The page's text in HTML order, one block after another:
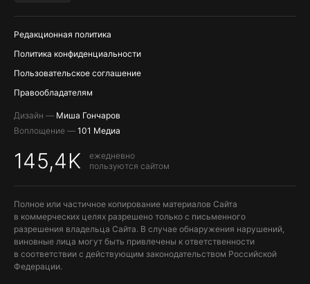
Редакционная политика
Политика конфиденциальности
Пользовательское соглашение
Правообладателям
Дизайн — Миша Гончаров
Воплощение — 101 Медиа
145,4K
ежедневно
пользуются сайтом
Полное или частичное копирование материалов Сайта
в коммерческих целях разрешено только с письменного
разрешения владельца Сайта. В случае обнаружения нарушений,
виновные лица могут быть привлечены к ответственности
в соответствии с действующим законодательством Российской
Федерации.